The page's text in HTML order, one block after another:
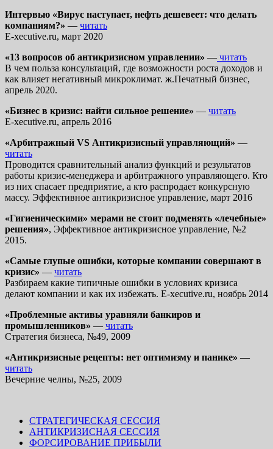
Интервью «Вирус наступает, нефть дешевеет: что делать
компаниям?» — читать
E-xecutive.ru, март 2020
«13 вопросов об антикризисном управлении» — читать
В чем польза консультаций, где возможности роста доходов и
как влияет негативный микроклимат. ж.Печатный бизнес,
апрель 2020.
«Бизнес в кризис: найти сильное решение» — читать
E-xecutive.ru, апрель 2016
«Арбитражный VS Антикризисный управляющий» —
читать
Проводится сравнительный анализ функций и результатов
работы кризис-менеджера и арбитражного управляющего. Кто
из них спасает предприятие, а кто распродает конкурсную
массу. Эффективное антикризисное управление, март 2016
«Гигиеническими» мерами не стоит подменять «лечебные»
решения», Эффективное антикризисное управление, №2
2015.
«Cамые глупые ошибки, которые компании совершают в
кризис» — читать
Разбираем какие типичные ошибки в условиях кризиса
делают компании и как их избежать. E-xecutive.ru, ноябрь 2014
«Проблемные активы уравняли банкиров и
промышленников» — читать
Стратегия бизнеса, №49, 2009
«Антикризисные рецепты: нет оптимизму и панике» —
читать
Вечерние челны, №25, 2009
СТРАТЕГИЧЕСКАЯ СЕССИЯ
АНТИКРИЗИСНАЯ СЕССИЯ
ФОРСИРОВАНИЕ ПРИБЫЛИ